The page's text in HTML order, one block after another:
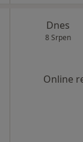
Dnes
8 Srpen
Online